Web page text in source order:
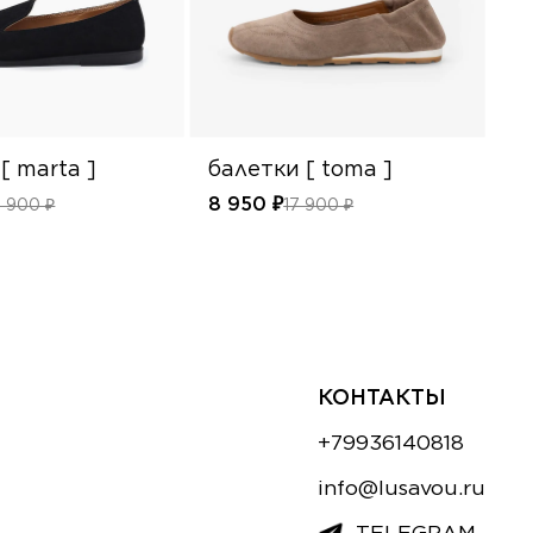
marta ]
900 ₽
балетки [ toma ]
8 950 ₽17 900 ₽
КОНТАКТЫ
+79936140818
info@lusavou.ru